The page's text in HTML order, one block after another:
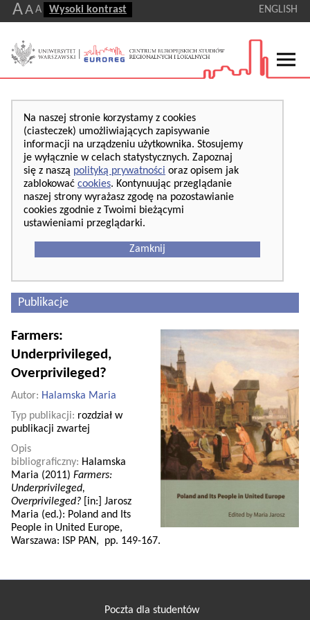
AA A Wysoki kontrast ENGLISH
Na naszej stronie korzystamy z cookies
(ciasteczek) umożliwiających zapisywanie
informacji na urządzeniu użytkownika. Stosujemy
je wyłącznie w celach statystycznych. Zapoznaj
się z naszą polityką prywatności oraz opisem jak
zablokować cookies. Kontynuując przeglądanie
naszej strony wyrażasz zgodę na pozostawianie
cookies zgodnie z Twoimi bieżącymi
ustawieniami przeglądarki.
Zamknij
Publikacje
Farmers:
Underprivileged,
Overprivileged?
Autor: Halamska Maria
Typ publikacji: rozdział w
publikacji zwartej
Opis
bibliograficzny: Halamska
Maria (2011) Farmers:
Underprivileged,
Overprivileged? [in:] Jarosz
Maria (ed.): Poland and Its
People in United Europe,
Warszawa: ISP PAN, pp. 149-167.
Poczta dla studentów